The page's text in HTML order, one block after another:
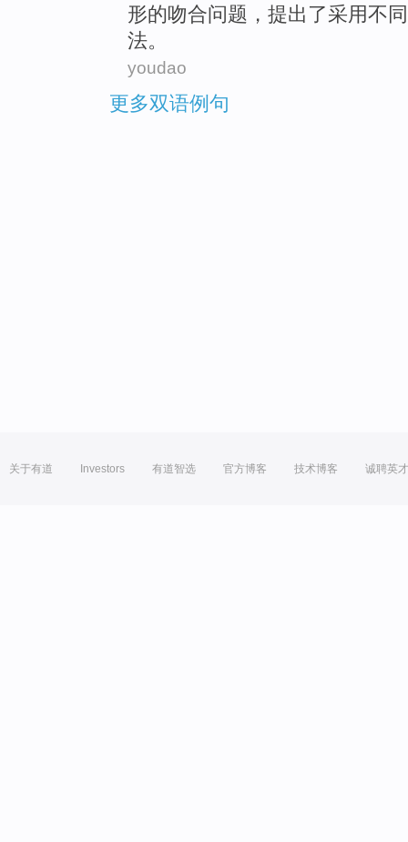
形的吻合问题 ， 提出 了采用不
法。
youdao
更多双语例句
关于有道 Investors 有道智选 官方博客 技术博客 诚聘英才